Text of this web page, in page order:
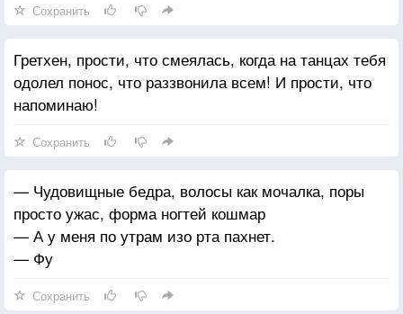
Сохранить
Гретхен, прости, что смеялась, когда на танцах тебя
одолел понос, что раззвонила всем! И прости, что
напоминаю!
Сохранить
— Чудовищные бедра, волосы как мочалка, поры
просто ужас, форма ногтей кошмар
— А у меня по утрам изо рта пахнет.
— Фу
Сохранить